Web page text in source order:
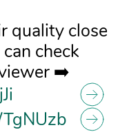
quality close
check
➡️